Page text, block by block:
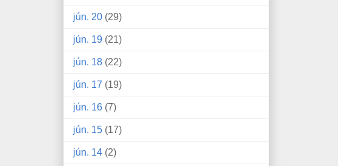
jún. 20 (29)
jún. 19 (21)
jún. 18 (22)
jún. 17 (19)
jún. 16 (7)
jún. 15 (17)
jún. 14 (2)